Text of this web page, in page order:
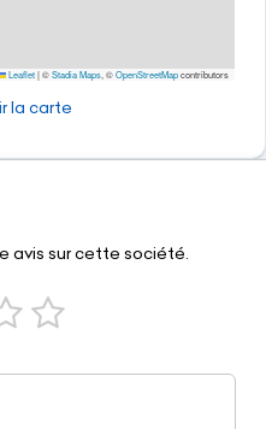
Leaflet|©Stadia Maps , ©OpenStreetMapcontributors
la carte
avis sur cette société.